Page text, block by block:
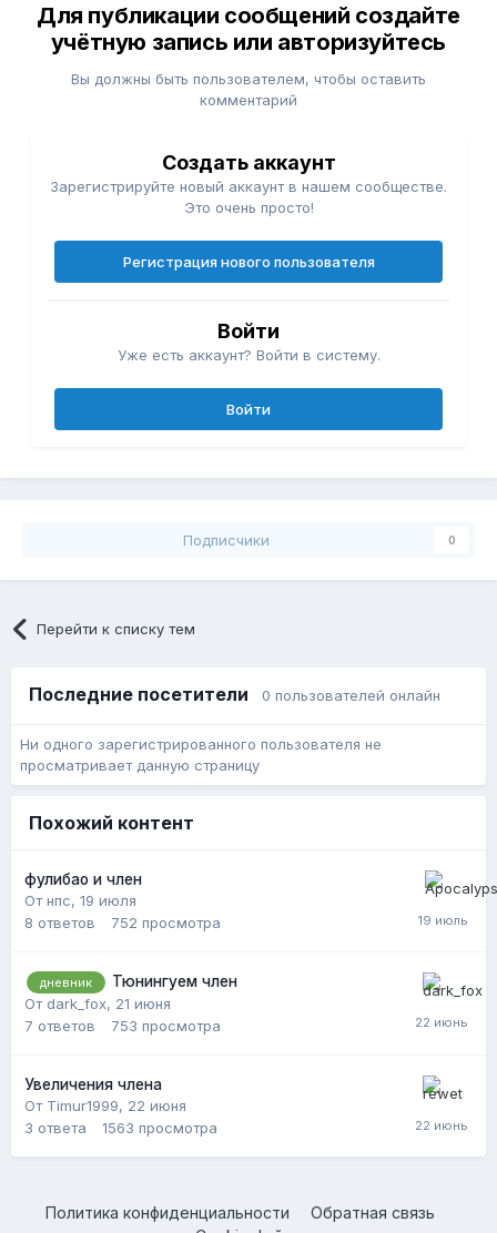
этой профессией, а не воспринимать ее как что-то
тупо приносящее деньги.
Для публикации сообщений создайте
учётную запись или авторизуйтесь
Вы должны быть пользователем, чтобы оставить
комментарий
Создать аккаунт
Зарегистрируйте новый аккаунт в нашем сообществе.
Это очень просто!
Регистрация нового пользователя
Войти
Уже есть аккаунт? Войти в систему.
Войти
Подписчики 0
Перейти к списку тем
Последние посетители 0 пользователей онлайн
Ни одного зарегистрированного пользователя не
просматривает данную страницу
Похожий контент
фулибао и член
От нпс, 19 июля
8 ответов 752 просмотра
дневник
Тюнингуем член
От dark_fox, 21 июня
7 ответов 753 просмотра
Увеличения члена
От Timur1999, 22 июня
3 ответа 1563 просмотра
Политика конфиденциальности
Обратная связь